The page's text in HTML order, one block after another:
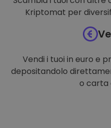
Kriptomat per
Vendi i tuoi in euro e
depositandolo
o carta